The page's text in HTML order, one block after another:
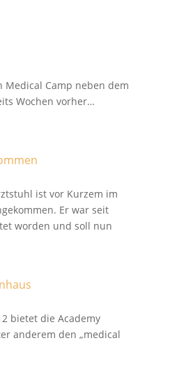
Medical Camp neben dem
Wochen vorher…
ist vor Kurzem im
Er war seit
worden und soll nun
bietet die Academy
anderem den „medical